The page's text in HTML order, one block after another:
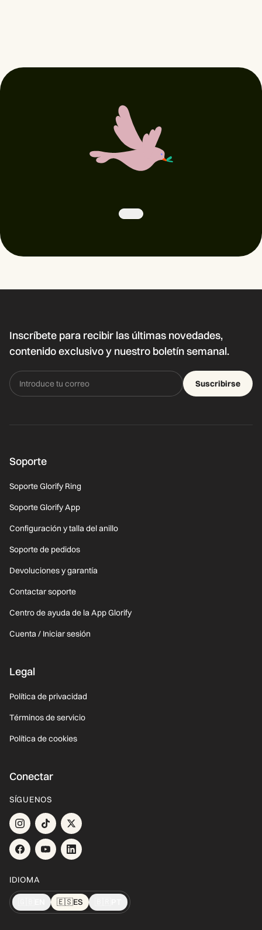
Inscríbete para recibir las últimas novedades,
contenido exclusivo y nuestro boletín semanal.
Suscribirse
Soporte
Soporte Glorify Ring
Soporte Glorify App
Configuración y talla del anillo
Soporte de pedidos
Devoluciones y garantía
Contactar soporte
Centro de ayuda de la App Glorify
Cuenta / Iniciar sesión
Legal
Política de privacidad
Términos de servicio
Política de cookies
Conectar
SÍGUENOS
IDIOMA
🇪🇸ES